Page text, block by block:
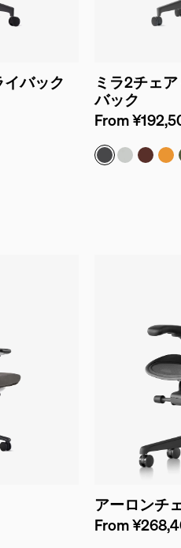
イバック
ミラ2チェ
バック
From
グラファイト
アルパイン
コード
オ
アーロンチ
From